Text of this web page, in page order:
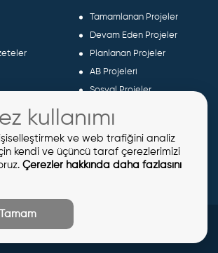
Tamamlanan Projeler
Devam Eden Projeler
Planlanan Projeler
AB Projeleri
Sosyal Projeler
kullanımı
ve web trafiğini analiz
kendi ve üçüncü taraf çerezlerimizi
Çerezler hakkında daha fazlasını
Tamam